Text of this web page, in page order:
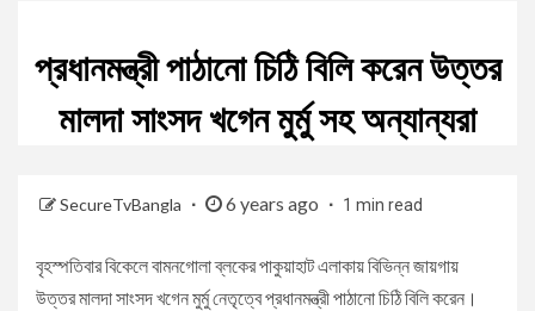
প্রধানমন্ত্রী পাঠানো চিঠি বিলি করেন উত্তর
মালদা সাংসদ খগেন মুর্মু সহ অন্যান্যরা
SecureTvBangla 6 years ago 1 min read
বৃহস্পতিবার বিকেলে বামনগোলা ব্লকের পাকুয়াহাট এলাকায় বিভিন্ন জায়গায়
উত্তর মালদা সাংসদ খগেন মুর্মু নেতৃত্বে প্রধানমন্ত্রী পাঠানো চিঠি বিলি করেন।